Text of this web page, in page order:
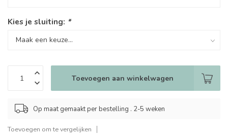
Kies je sluiting: *
Toevoegen aan winkelwagen
Op maat gemaakt per bestelling . 2-5 weken
Toevoegen om te vergelijken